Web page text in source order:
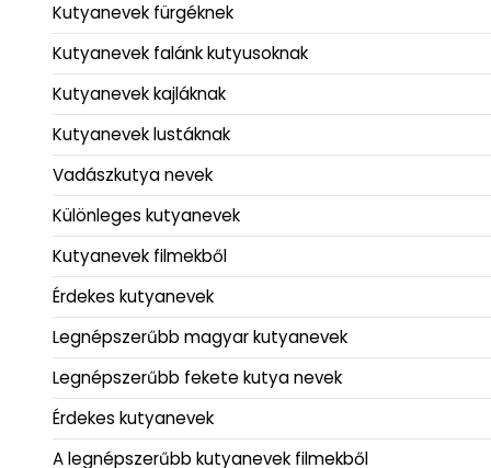
Kutyanevek fürgéknek
Kutyanevek falánk kutyusoknak
Kutyanevek kajláknak
Kutyanevek lustáknak
Vadászkutya nevek
Különleges kutyanevek
Kutyanevek filmekből
Érdekes kutyanevek
Legnépszerűbb magyar kutyanevek
Legnépszerűbb fekete kutya nevek
Érdekes kutyanevek
A legnépszerűbb kutyanevek filmekből